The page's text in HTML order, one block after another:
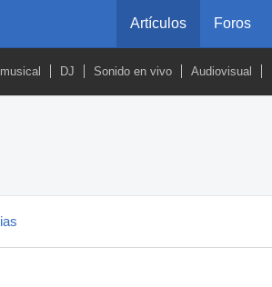
Artículos Foros
DJ Sonido en vivo Audiovisual